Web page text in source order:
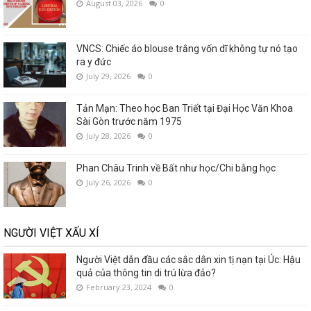
August 03, 2026 0
VNCS: Chiếc áo blouse trắng vốn dĩ không tự nó tạo
ra y đức
July 29, 2026 0
Tản Mạn: Theo học Ban Triết tại Đại Học Văn Khoa
Sài Gòn trước năm 1975
July 28, 2026 0
Phan Châu Trinh về Bất như học/Chi bằng học
July 26, 2026 0
NGƯỜI VIỆT XẤU XÍ
Người Việt dẫn đầu các sắc dân xin tị nạn tại Úc: Hậu
quả của thông tin di trú lừa đảo?
February 23, 2024 0